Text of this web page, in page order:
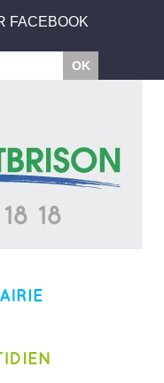
FACEBOOK